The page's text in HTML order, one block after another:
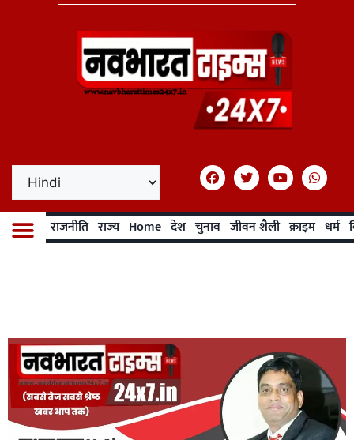
राजनीति राज्य Home देश चुनाव जीवन शैली क्राइम धर्म